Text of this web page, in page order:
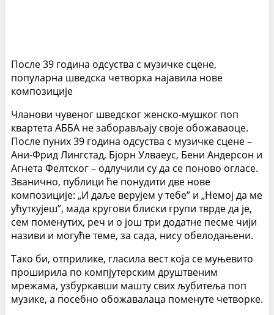
После 39 година одсуства с музичке сцене,
популарна шведска четворка најавила нове
композиције
Чланови чувеног шведског женско-мушког поп
квартета АББА не заборављају своје обожаваоце.
После пуних 39 година одсуства с музичке сцене –
Ани-Фрид Лингстад, Бјорн Улваеус, Бени Андерсон и
Агнета Фелтског – одлучили су да се поново огласе.
Званично, публици ће понудити две нове
композиције: „И даље верујем у тебе” и „Немој да ме
ућуткујеш”, мада кругови блиски групи тврде да је,
сем поменутих, реч и о још три додатне песме чији
називи и могуће теме, за сада, нису обелодањени.
Тако би, отприлике, гласила вест која се муњевито
проширила по компјутерским друштвеним
мрежама, узбуркавши машту свих љубитеља поп
музике, а посебно обожавалаца поменуте четворке.